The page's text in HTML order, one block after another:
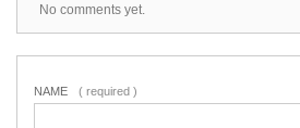
No comments yet.
NAME ( required )